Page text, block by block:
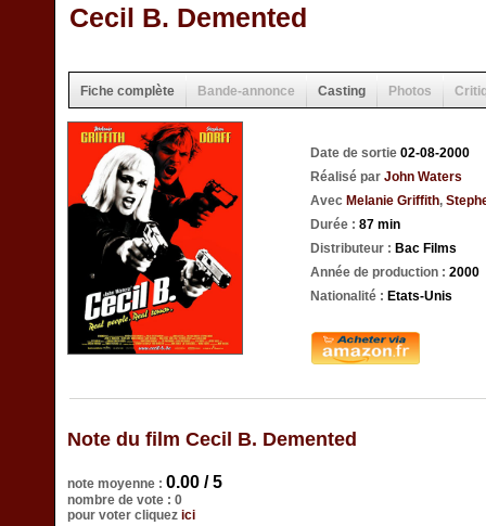
Cecil B. Demented
Fiche complète Bande-annonce Casting Photos
Date de sortie 02-08-2000
Réalisé par John Waters
Avec Melanie Griffith,
Durée : 87 min
Distributeur : Bac Films
Année de production : 2000
Nationalité : Etats-Unis
Note du film Cecil B. Demented
note moyenne : 0.00 / 5
nombre de vote : 0
pour voter cliquez ici